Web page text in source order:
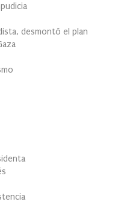
desmontó el plan